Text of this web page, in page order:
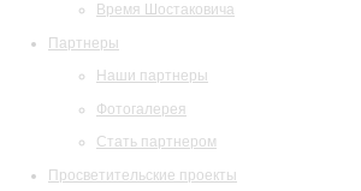
Время Шостаковича
Партнеры
Наши партнеры
Фотогалерея
Стать партнером
Просветительские проекты